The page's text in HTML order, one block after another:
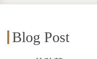
Blog Post